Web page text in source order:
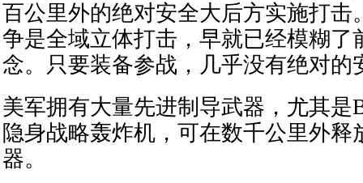
百公里外的绝对安全大后方实施打击
争是全域立体打击，早就已经模糊了
念。只要装备参战，几乎没有绝对的
美军拥有大量先进制导武器，尤其是
隐身战略轰炸机，可在数千公里外释
器。